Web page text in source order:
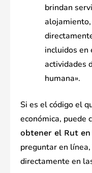
brindan
alojamiento,
incluidos en
actividades
humana».
Si es el código el
económica, puede
obtener el Rut en
preguntar en
directamente en